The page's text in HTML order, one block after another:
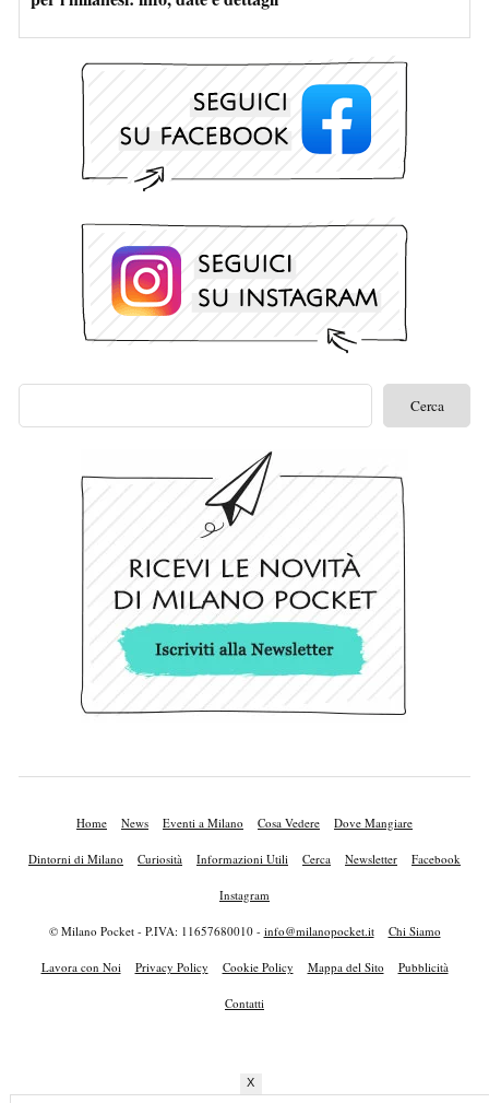
Home News Eventi a Milano Cosa Vedere Dove Mangiare
Dintorni di Milano Curiosità Informazioni Utili Cerca Newsletter Facebook
Instagram
© Milano Pocket - P.IVA: 11657680010 - info@milanopocket.it Chi Siamo
Lavora con Noi Privacy Policy Cookie Policy Mappa del Sito Pubblicità
Contatti
X